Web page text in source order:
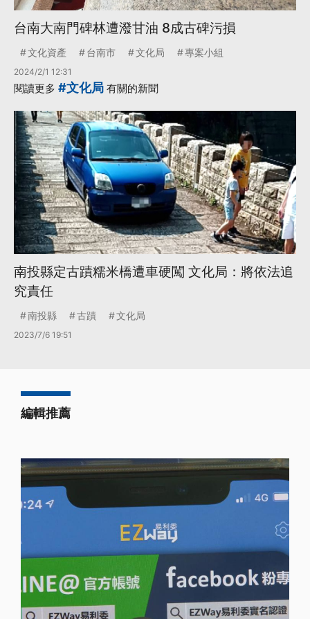
台南大南門碑林遭潑甘油 8成古碑污損
文化資產 台南市 文化局 專案小組
2024/2/1 12:31
閱讀更多 #文化局 有關的新聞
南投縣定古蹟糯米橋遭車硬闖 文化局：將依法追
究責任
南投縣 古蹟 文化局
2023/7/6 19:51
編輯推薦